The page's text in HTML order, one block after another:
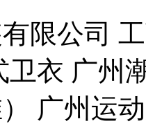
限公司
卫衣 广州
广州运